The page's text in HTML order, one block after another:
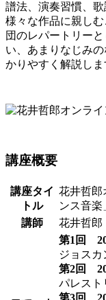
譜法、演奏習慣、
様々な作品に親し
団のレパートリー
い、あまりなじみ
かりやすく解説しま
講座概要
講座タイ
トル
花井哲郎
ンス音楽
講師
花井哲郎
第1回
ジョスカ
第2回
パレスト
第3回